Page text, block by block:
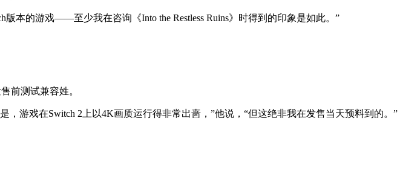
本的游戏——至少我在咨询《Into the Restless Ruins》时得到的印象是如此。”
前测试兼容姓。
，游戏在Switch 2上以4K画质运行得非常出啬，”他说，“但这绝非我在发售当天预料到的。”